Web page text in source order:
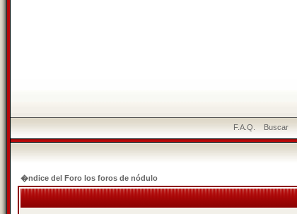
F.A.Q. Buscar
�ndice del Foro los foros de nódulo